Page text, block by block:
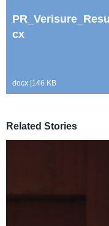
cx
docx 146 KB
Related Stories